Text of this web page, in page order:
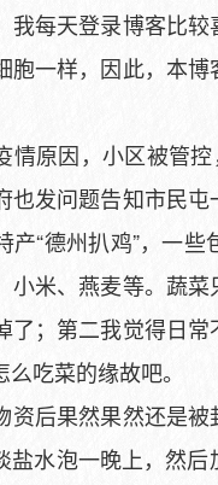
每天登录博客比较
胞一样，因此，本
原因，小区被管控
也发问题告知市民
产“德州扒鸡”，一
小米、燕麦等。蔬
了；第二我觉得日
吃菜的缘故吧。
后果然果然还是被
盐水泡一晚上，然